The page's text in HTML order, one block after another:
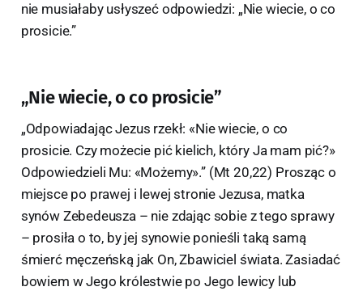
nie musiałaby usłyszeć odpowiedzi: „Nie wiecie, o co
prosicie.”
„Nie wiecie, o co prosicie”
„Odpowiadając Jezus rzekł: «Nie wiecie, o co
prosicie. Czy możecie pić kielich, który Ja mam pić?»
Odpowiedzieli Mu: «Możemy».” (Mt 20,22) Prosząc o
miejsce po prawej i lewej stronie Jezusa, matka
synów Zebedeusza – nie zdając sobie z tego sprawy
– prosiła o to, by jej synowie ponieśli taką samą
śmierć męczeńską jak On, Zbawiciel świata. Zasiadać
bowiem w Jego królestwie po Jego lewicy lub